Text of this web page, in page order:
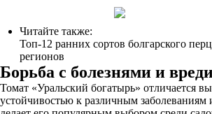
Читайте также:
Топ-12 ранних сортов болгарского
регионов
Борьба с болезнями и
Томат «Уральский богатырь» отличается
устойчивостью к различным заболеваниям